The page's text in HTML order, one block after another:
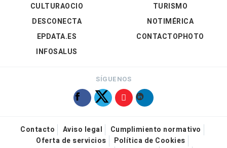
CULTURAOCIO
DESCONECTA
EPDATA.ES
INFOSALUS
TURISMO
NOTIMÉRICA
CONTACTOPHOTO
SÍGUENOS
Contacto Aviso legal
Cumplimiento normativo
Oferta de servicios
Política de Cookies